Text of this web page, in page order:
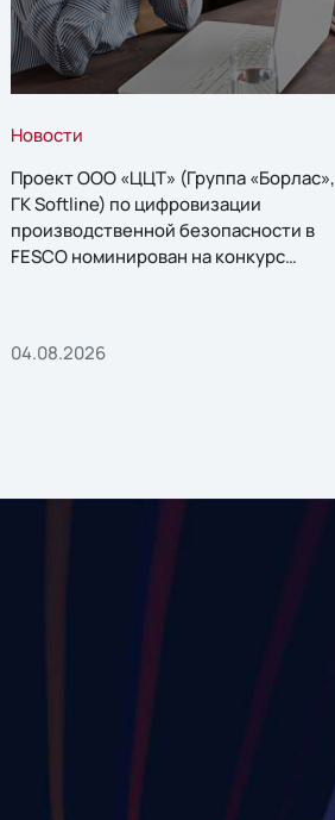
Новости
Проект ООО «ЦЦТ» (Группа «Борлас»,
ГК Softline) по цифровизации
производственной безопасности в
FESCO номинирован на конкурс
04.08.2026